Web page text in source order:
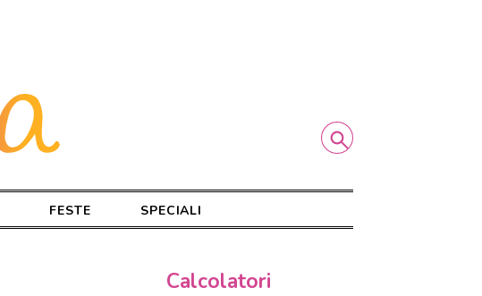
FESTE SPECIALI
Calcolatori